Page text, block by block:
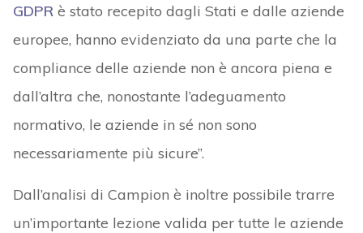
GDPRè stato recepito dagli Stati e dalle aziende
europee, hanno evidenziato da una parte che la
compliance delle aziende non è ancora piena e
dall’altra che, nonostante l’adeguamento
normativo, le aziende in sé non sono
necessariamente più sicure”.
Dall’analisi di Campion è inoltre possibile trarre
un’importante lezione valida per tutte le aziende